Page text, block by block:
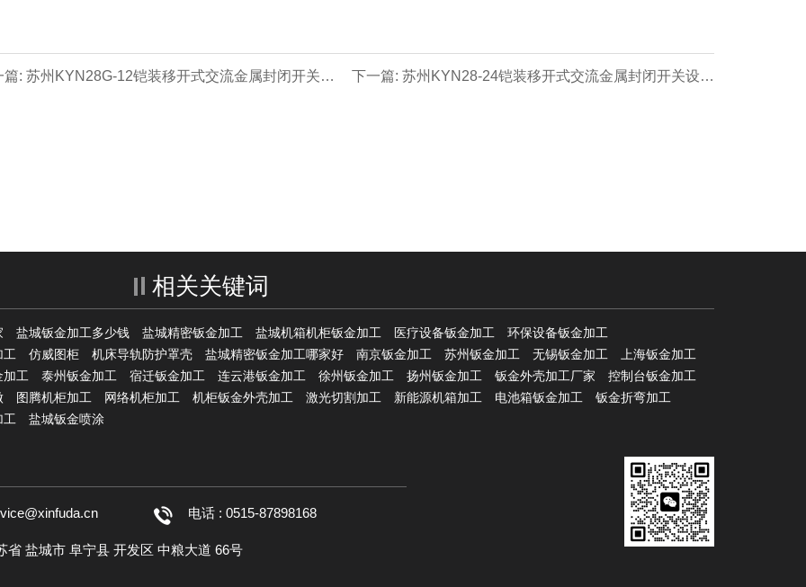
篇: 苏州KYN28G-12铠装移开式交流金属封闭开关设
下一篇: 苏州KYN28-24铠装移开式交流金属封闭开关设备
相关关键词
盐城钣金加工多少钱 盐城精密钣金加工 盐城机箱机柜钣金加工 医疗设备钣金加工
环保设备钣金加工
工
仿威图柜 机床导轨防护罩壳 盐城精密钣金加工哪家好 南京钣金加工 苏州钣金加工 无锡钣金加工
上海钣金加工
加工
泰州钣金加工 宿迁钣金加工 连云港钣金加工 徐州钣金加工 扬州钣金加工 钣金外壳加工厂家
控制台钣金加工
图腾机柜加工 网络机柜加工 机柜钣金外壳加工 激光切割加工 新能源机箱加工 电池箱钣金加工
钣金折弯加工
工
盐城钣金喷涂
电话 : 0515-87898168
省 盐城市 阜宁县 开发区 中粮大道 66号